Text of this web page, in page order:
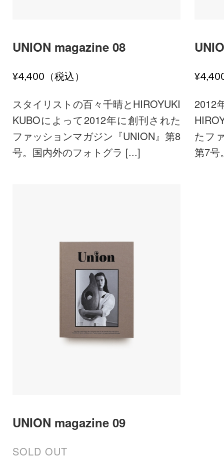
UNION magazine 08
¥4,400（税込）
スタイリストの百々千晴とHIROYUKI
KUBOによって2012年に創刊された
ファッションマガジン『UNION』第8
号。国内外のフォトグラ [...]
2012
たフ
第7号
UNION magazine 09
SOLD OUT